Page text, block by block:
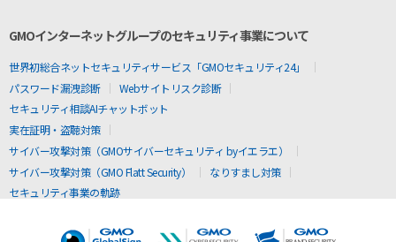
GMOインターネットグループのセキュリティ事業について
世界初総合ネットセキュリティサービス「GMOセキュリティ24」
パスワード漏洩診断
Webサイトリスク診断
セキュリティ相談AIチャットボット
実在証明・盗聴対策
サイバー攻撃対策（GMOサイバーセキュリティ byイエラエ）
サイバー攻撃対策（GMO Flatt Security）
なりすまし対策
セキュリティ事業の軌跡